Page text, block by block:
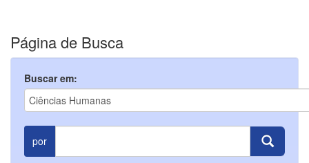
Página de Busca
Buscar em:
por